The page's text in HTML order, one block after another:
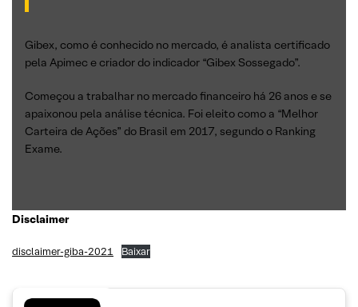
Gibex, como é conhecido no mercado, é analista certificado
pela Apimec e criador do indicador “Gibex Sossegado”.
Começou a trabalhar no mercado financeiro há 26 anos e se
apaixonou pela análise técnica. Foi eleito como a “Melhor
Carteira de Ações” do Brasil em 2017, segundo o Ranking
Exame.
Disclaimer
disclaimer-giba-2021 Baixar